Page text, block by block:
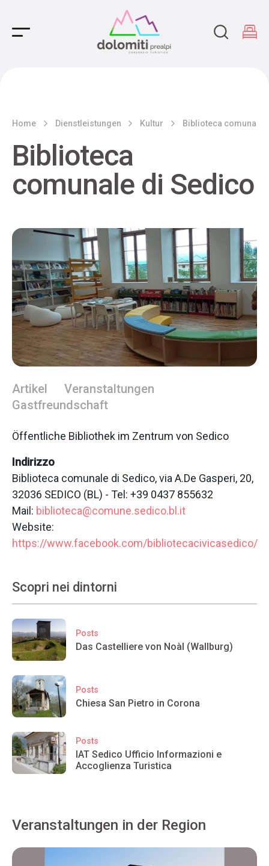
Main Navigation
Home Dienstleistungen Kultur Biblioteca comunale
Biblioteca
comunale di Sedico
Artikel
Veranstaltungen
Gastfreundschaft
Öffentliche Bibliothek im Zentrum von Sedico
Indirizzo
Biblioteca comunale di Sedico, via A.De Gasperi, 20,
32036 SEDICO (BL) - Tel: +39 0437 855632
Mail: biblioteca@comune.sedico.bl.it
Website:
https://www.facebook.com/bibliotecacivicasedico/
Scopri nei dintorni
Posts
Das Castelliere von Noàl (Wallburg)
Posts
Chiesa San Pietro in Corona
Posts
IAT Sedico Ufficio Informazioni e
Accoglienza Turistica
Veranstaltungen in der Region